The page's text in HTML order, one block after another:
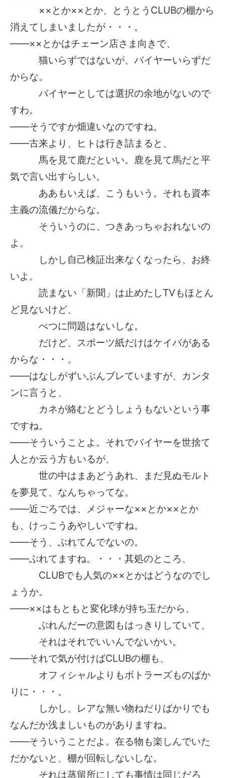
××とか××とか、とうとうCLUBの棚から
消えてしまいましたが・・・。
――××とかはチェーン店さま向きで、
猫いらずではないが、バイヤーいらずだ
からな。
バイヤーとしては選択の余地がないので
すわ。
――そうですか畑違いなのですね。
――古来より、ヒトは行き詰まると、
馬を見て鹿だといい。鹿を見て馬だと平
気で言い出すらしい。
ああもいえば、こうもいう。それも資本
主義の流儀だからな。
そういうのに、つきあっちゃおれないの
よ。
しかし自己検証出来なくなったら、お終
いよ。
読まない「新聞」は止めたしTVもほとん
ど見ないけど、
べつに問題はないしな。
だけど、スポーツ紙だけはケイバがある
からな・・・。
――はなしがずいぶんブレていますが、カンタ
ンに言うと、
カネが絡むとどうしょうもないという事
ですね。
――そういうことよ。それでバイヤーを世捨て
人とか云う方もいるが、
世の中はまあどうあれ、まだ見ぬモルト
を夢見て、なんちゃってな。
――近ごろでは、メジャーな××とか××とか
も、けっこうあやしいですね。
――そう、ぶれてんでないの。
――ぶれてますね。・・・其処のところ、
CLUBでも人気の××とかはどうなのでし
ょうか。
――××はもともと変化球が持ち玉だから、
ぶれんだーの意図もはっきりしていて、
それはそれでいいんでないかい。
――それで気が付けばCLUBの棚も、
オフィシャルよりもボトラーズものばか
りに・・・。
しかし、レアな無い物ねだりばかりでも
なんだか浅ましいものがありますね。
――そういうことだよ。在る物も楽しんでいた
だかないと、棚が回転しないしな。
それは蒸留所にしても事情は同じだろ